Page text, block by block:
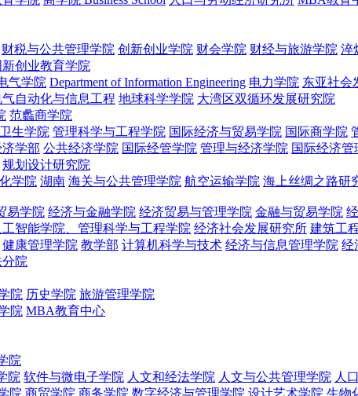
财税与公共管理学院 创新创业学院 财会学院 财经与旅游学院 淬
新创业教育学院
气学院 Department of Information Engineering 电力学院 东亚社会
气自动化与信息工程 地球科学学院 大湾区双循环发展研究院
范蠡商学院
生学院 管理科学与工程学院 国际经济与贸易学院 国际商学院
学部 公共经济学院 国际经管学院 管理与经济学院 国际经济管
规划设计研究院
化学院 湖南 海关与公共管理学院 航空运输学院 海上丝绸之路研
易学院 经济与金融学院 经济贸易与管理学院 金融与贸易学院
智能学院、管理科学与工程学院 经济社会发展研究所 建筑工
健康管理学院 教学部 计算机科学与技术 经济与信息管理学院 经
院
院 历史学院 旅游管理学院
院 MBA教育中心
院
院 软件与微电子学院 人文和经法学院 人文与公共管理学院 人
院 商贸学院 商务学院 数字经济与管理学院 设计艺术学院 生物